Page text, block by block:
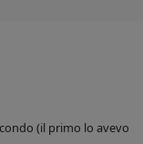
(il primo lo avevo